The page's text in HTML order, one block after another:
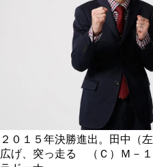
２０１５年決勝進出。田中（
広げ、突っ走る （Ｃ）Ｍ－